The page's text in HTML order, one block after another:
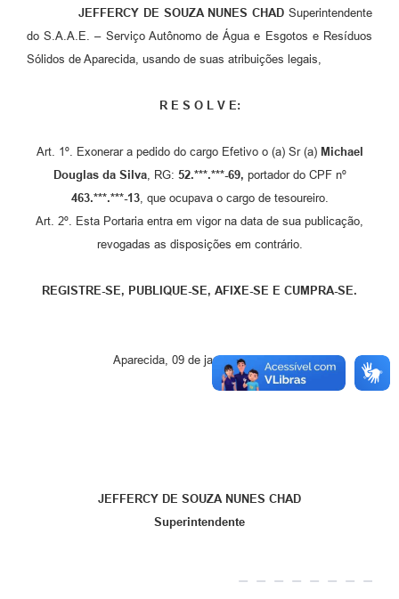
Telefones ÚteisJEFFERCY DE SOUZA NUNES CHADSuperintendente
do S.A.A.E. – Serviço Autônomo de Água e Esgotos e Resíduos
Sólidos de Aparecida, usando de suas atribuições legais,
R E S O L V E:
Art. 1º. Exonerar a pedido do cargo Efetivo o (a) Sr (a) Michael
Douglas da Silva, RG: 52.***.***-69, portador do CPF nº
463.***.***-13, que ocupava o cargo de tesoureiro.
Art. 2º. Esta Portaria entra em vigor na data de sua publicação,
revogadas as disposições em contrário.
REGISTRE-SE, PUBLIQUE-SE, AFIXE-SE E CUMPRA-SE.
Aparecida, 09 de janeiro de 2026.
JEFFERCY DE SOUZA NUNES CHAD
Superintendente